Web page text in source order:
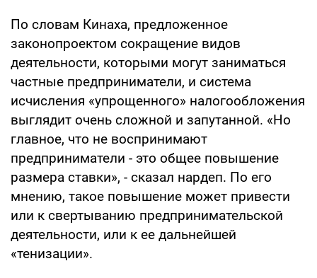
По словам Кинаха, предложенное
законопроектом сокращение видов
деятельности, которыми могут заниматься
частные предприниматели, и система
исчисления «упрощенного» налогообложения
выглядит очень сложной и запутанной. «Но
главное, что не воспринимают
предприниматели - это общее повышение
размера ставки», - сказал нардеп. По его
мнению, такое повышение может привести
или к свертыванию предпринимательской
деятельности, или к ее дальнейшей
«тенизации».